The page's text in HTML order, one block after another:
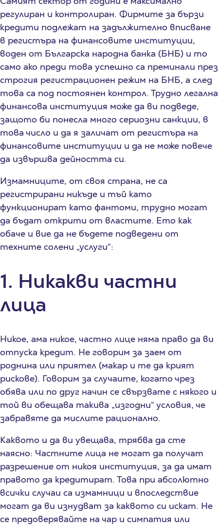
регулиран и контролиран. Фирмите за бързи
кредити подлежат на задължително вписване
в регистъра на финансовите институции,
воден от Българска народна банка (БНБ) и то
само ако преди това успешно са преминали през
строгия регистрационен режим на БНБ, а след
това са под постоянен контрол. Трудно легална
финансова институция може да ви подведе,
защото би понесла много сериозни санкции, в
това число и да я заличат от регистъра на
финансовите институции и да не може повече
да извършва дейността си.
Измамниците, от своя страна, не са
регистрирани никъде и тъй като
функционират като фантоми, трудно могат
да бъдат открити от властите. Ето как
обаче и вие да не бъдете подведени от
техните солени „услуги“:
1. Никакви частни
лица
Никое, ама никое, частно лице няма право да ви
отпуска кредит. Не говорим за заем от
роднина или приятел (макар и те да крият
рискове). Говорим за случаите, когато чрез
обява или по друг начин се свързвате с някого и
той ви обещава такива „изгодни“ условия, че
забравяте да мислите рационално.
Каквото и да ви увещава, трябва да сте
наясно: Частните лица не могат да получат
разрешение от никоя институция, за да имат
правото да кредитират. Това при абсолютно
всички случаи са измамници и впоследствие
могат да ви изнудват за каквото си искат. Не
се предоверявайте на чар и симпатия или